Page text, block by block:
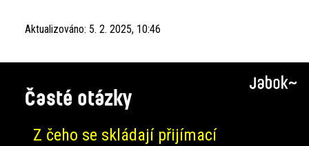
Aktualizováno: 5. 2. 2025, 10:46
Časté otázky
Z čeho se skládají přijímací